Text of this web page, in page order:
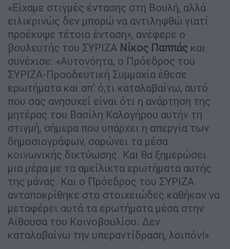
«Είχαμε στιγμές έντασης στη Βουλή, αλλά
ειλικρινώς δεν μπορώ να αντιληφθώ γιατί
προέκυψε τέτοια ένταση», ανέφερε ο
βουλευτής του ΣΥΡΙΖΑ Νίκος Παππάς και
συνέχισε: «Αυτονόητα, ο Πρόεδρος του
ΣΥΡΙΖΑ-Προοδευτική Συμμαχία έθεσε
ερωτήματα και απ’ ό,τι καταλαβαίνω, αυτό
που σας ανησυχεί είναι ότι η ανάρτηση της
μητέρας του Βασίλη Καλογήρου αυτήν τη
στιγμή, σήμερα που υπάρχει η απεργία των
δημοσιογράφων, σαρώνει τα μέσα
κοινωνικής δικτύωσης. Και θα ξημερώσει
μια μέρα με τα αμείλικτα ερωτήματα αυτής
της μάνας. Και ο Πρόεδρος του ΣΥΡΙΖΑ
ανταποκρίθηκε στο στοιχειώδες καθήκον να
μεταφέρει αυτά τα ερωτήματα μέσα στην
Αίθουσα του Κοινοβουλίου. Δεν
καταλαβαίνω την υπεραντίδραση, λοιπόν!».